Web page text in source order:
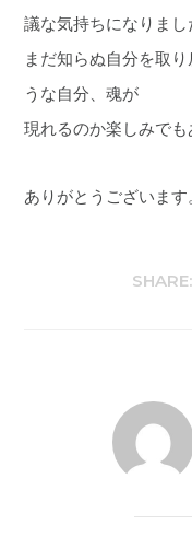
議な気持ちになりまし
まだ知らぬ自分を取
うな自分、魂が
現れるのか楽しみでも
ありがとうございます
SHARE: